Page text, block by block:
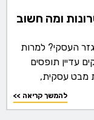
ומה חשוב
העסקי? למרות
עדיין תופסים
מבט עסקית,
<< להמשך קריאה